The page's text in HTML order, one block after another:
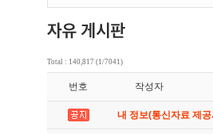
Total : 140,817 (1/7041)
번호 작성자
내 정보(통신자료 제